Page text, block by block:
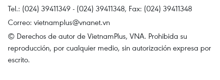
Tel.: (024) 39411349 - (024) 39411348, Fax: (024) 39411348
Correo: vietnamplus@vnanet.vn
© Derechos de autor de VietnamPlus, VNA. Prohibida su
reproducción, por cualquier medio, sin autorización expresa por
escrito.